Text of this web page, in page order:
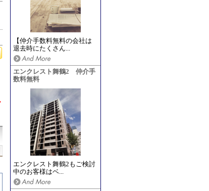
【仲介手数料無料の会社は
退去時にたくさん...
エンクレスト舞鶴2 仲介手
数料無料
エンクレスト舞鶴2もご検討
中のお客様はベ...